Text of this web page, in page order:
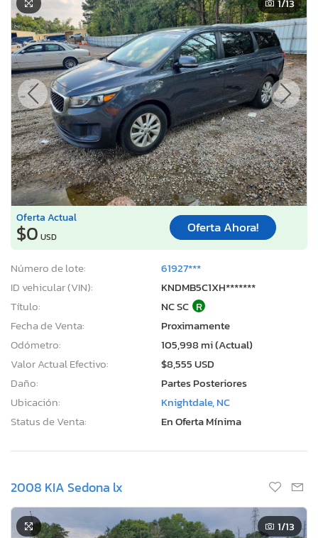
Oferta Actual
$0 USD
Oferta Ahora!
Número de lote:
61927***
ID vehicular (VIN):
KNDMB5C1XH*******
Título:
NC SC R
Fecha de Venta:
Proximamente
Odómetro:
105,998 mi (Actual)
Valor Actual Efectivo:
$8,555 USD
Daño:
Partes Posteriores
Ubicación:
Knightdale, NC
Status de Venta:
En Oferta Mínima
2008 KIA Sedona lx
1/13